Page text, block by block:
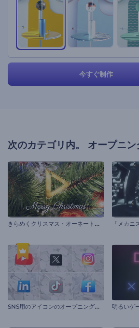
今すぐ制作
次のカテゴリ内。 オープニ
き
らめくクリスマス・オーネートのイントロ
S
NS用のアイコンのオープニング動画 明るいゲ